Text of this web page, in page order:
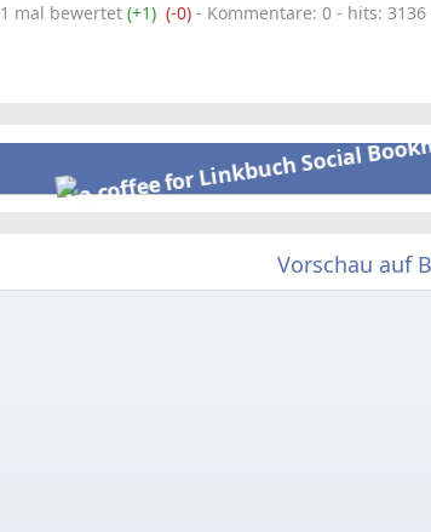
1 mal bewertet (+1) (-0) - Kommentare: 0 - hits: 3136
Vorschau auf